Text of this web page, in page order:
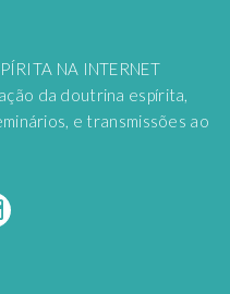
NA INTERNET
da doutrina espírita,
e transmissões ao